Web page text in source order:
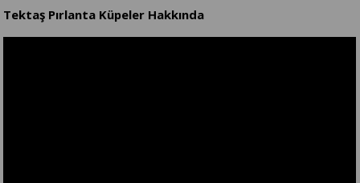
Tektaş Pırlanta Küpeler Hakkında